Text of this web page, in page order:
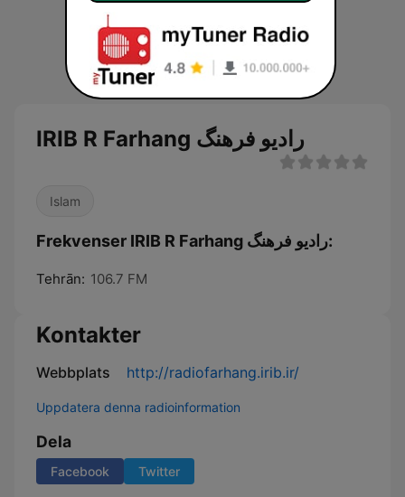
IRIB R Farhang رادیو فرهنگ
Islam
Frekvenser IRIB R Farhang رادیو فرهنگ:
Tehrān: 106.7 FM
Kontakter
Webbplats http://radiofarhang.irib.ir/
Uppdatera denna radioinformation
Dela
Facebook Twitter